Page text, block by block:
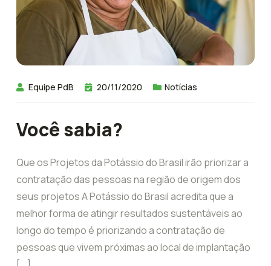
Equipe PdB 20/11/2020 Notícias
Você sabia?
Que os Projetos da Potássio do Brasil irão priorizar a
contratação das pessoas na região de origem dos
seus projetos A Potássio do Brasil acredita que a
melhor forma de atingir resultados sustentáveis ao
longo do tempo é priorizando a contratação de
pessoas que vivem próximas ao local de implantação